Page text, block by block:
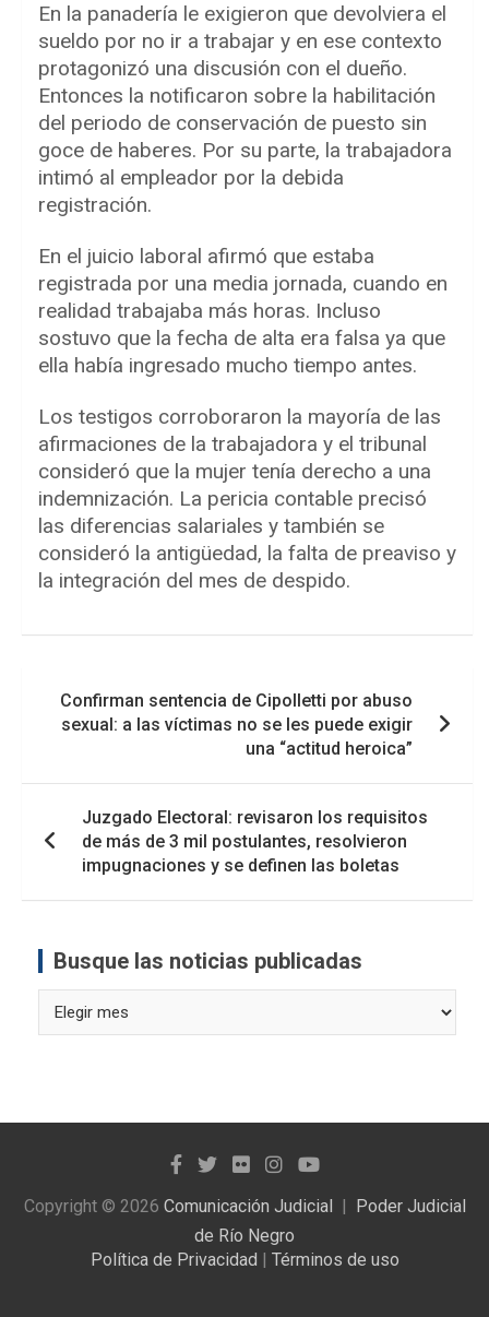
En la panadería le exigieron que devolviera el
sueldo por no ir a trabajar y en ese contexto
protagonizó una discusión con el dueño.
Entonces la notificaron sobre la habilitación
del periodo de conservación de puesto sin
goce de haberes. Por su parte, la trabajadora
intimó al empleador por la debida
registración.
En el juicio laboral afirmó que estaba
registrada por una media jornada, cuando en
realidad trabajaba más horas. Incluso
sostuvo que la fecha de alta era falsa ya que
ella había ingresado mucho tiempo antes.
Los testigos corroboraron la mayoría de las
afirmaciones de la trabajadora y el tribunal
consideró que la mujer tenía derecho a una
indemnización. La pericia contable precisó
las diferencias salariales y también se
consideró la antigüedad, la falta de preaviso y
la integración del mes de despido.
entradas
Confirman sentencia de Cipolletti por abuso
sexual: a las víctimas no se les puede exigir
una “actitud heroica”
Juzgado Electoral: revisaron los requisitos
de más de 3 mil postulantes, resolvieron
impugnaciones y se definen las boletas
Busque las noticias publicadas
las
Copyright © 2026 Comunicación Judicial
Poder Judicial
de Río Negro
Política de Privacidad
Términos de uso